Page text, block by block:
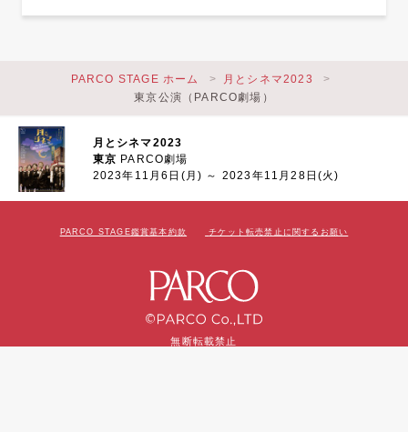
月とシネマ2023
東京 PARCO劇場
2023年11月6日(月) ～ 2023年11月28日(火)
PARCO STAGE ホーム
月とシネマ2023
東京公演（PARCO劇場）
PARCO STAGE鑑賞基本約款 チケット転売禁止に関するお願い
無断転載禁止